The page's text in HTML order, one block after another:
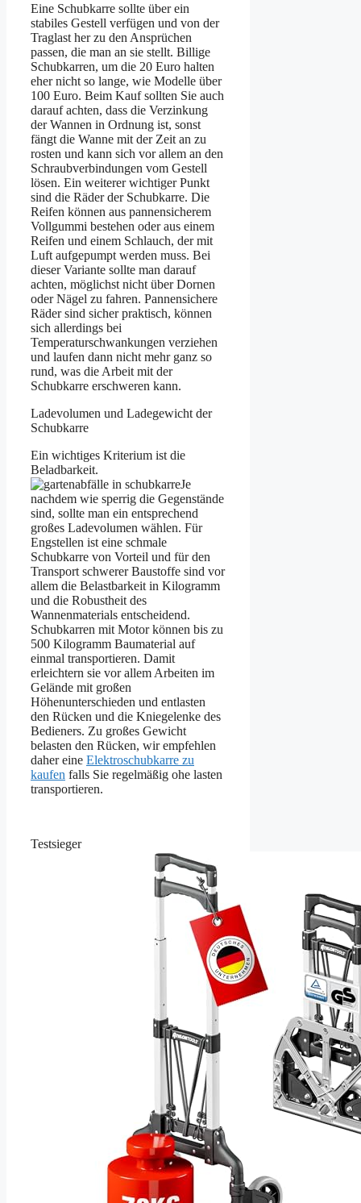
Eine Schubkarre sollte über ein
stabiles Gestell verfügen und von der
Traglast her zu den Ansprüchen
passen, die man an sie stellt. Billige
Schubkarren, um die 20 Euro halten
eher nicht so lange, wie Modelle über
100 Euro. Beim Kauf sollten Sie auch
darauf achten, dass die Verzinkung
der Wannen in Ordnung ist, sonst
fängt die Wanne mit der Zeit an zu
rosten und kann sich vor allem an den
Schraubverbindungen vom Gestell
lösen. Ein weiterer wichtiger Punkt
sind die Räder der Schubkarre. Die
Reifen können aus pannensicherem
Vollgummi bestehen oder aus einem
Reifen und einem Schlauch, der mit
Luft aufgepumpt werden muss. Bei
dieser Variante sollte man darauf
achten, möglichst nicht über Dornen
oder Nägel zu fahren. Pannensichere
Räder sind sicher praktisch, können
sich allerdings bei
Temperaturschwankungen verziehen
und laufen dann nicht mehr ganz so
rund, was die Arbeit mit der
Schubkarre erschweren kann.
Ladevolumen und Ladegewicht der
Schubkarre
Ein wichtiges Kriterium ist die
Beladbarkeit.
Je
nachdem wie sperrig die Gegenstände
sind, sollte man ein entsprechend
großes Ladevolumen wählen. Für
Engstellen ist eine schmale
Schubkarre von Vorteil und für den
Transport schwerer Baustoffe sind vor
allem die Belastbarkeit in Kilogramm
und die Robustheit des
Wannenmaterials entscheidend.
Schubkarren mit Motor können bis zu
500 Kilogramm Baumaterial auf
einmal transportieren. Damit
erleichtern sie vor allem Arbeiten im
Gelände mit großen
Höhenunterschieden und entlasten
den Rücken und die Kniegelenke des
Bedieners. Zu großes Gewicht
belasten den Rücken, wir empfehlen
daher eine Elektroschubkarre zu
kaufen falls Sie regelmäßig ohe lasten
transportieren.
Testsieger